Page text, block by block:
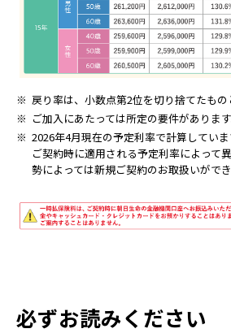
※ 戻り率は、小数点第2位を切り捨てたもの
※ ご加入にあたっては所定の要件があります
※ 2026年4月現在の予定利率で計算してい
ご契約時に適用される予定利率によって
勢によっては新規ご契約のお取扱いがで
必ずお読みください